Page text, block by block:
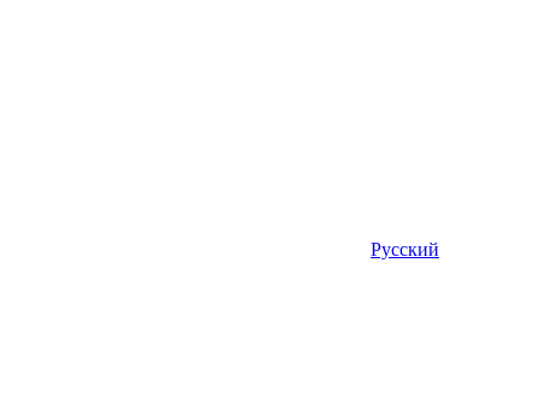
Русский